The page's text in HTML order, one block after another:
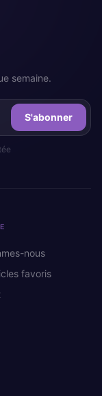
semaine.
S'abonner
nous
favoris